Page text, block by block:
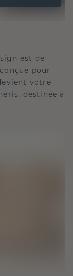
est de
pour
votre
destinée à